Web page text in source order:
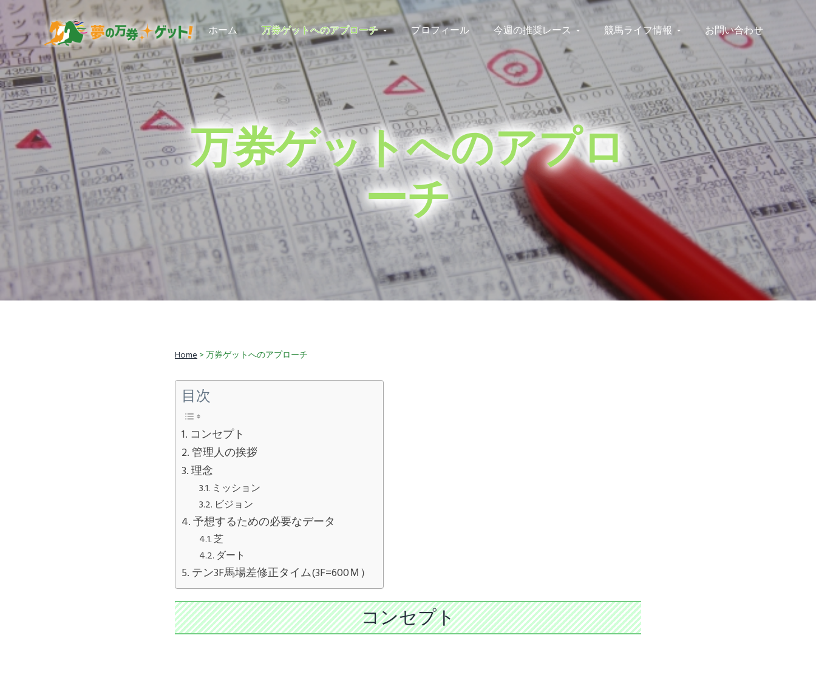
k
i
p
t
o
p
r
m
a
r
y
i
k
i
p
t
o
m
a
c
o
n
t
k
i
p
t
o
f
o
o
e
r
夢の万券ゲット！
穴
馬
券
予
想
に
加
て、
競
馬
イ
フ
情
報
も
ホーム 万券ゲットへのアプローチ プロフィール 今週の推奨レース 競馬ライフ情報 お問い合わせ
万券ゲットへのアプロ
ーチ
Home> 万券ゲットへのアプローチ
目次
コンセプト
管理人の挨拶
理念
ミッション
ビジョン
予想するための必要なデータ
芝
ダート
テン3F馬場差修正タイム(3F=600Ｍ）
コンセプト